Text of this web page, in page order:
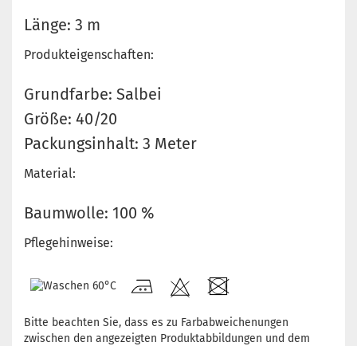
Länge: 3 m
Produkteigenschaften:
Grundfarbe: Salbei
Größe: 40/20
Packungsinhalt: 3 Meter
Material:
Baumwolle: 100 %
Pflegehinweise:
Bitte beachten Sie, dass es zu Farbabweichenungen
zwischen den angezeigten Produktabbildungen und dem